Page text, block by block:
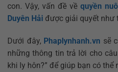
con. Vậy, vấn đề vềquyền
Duyên Hải được giải quyết như
Dưới đây, Phaplynhanh.vn sẽ
những thông tin trả lời cho
khi ly hôn?” để giúp bạn có